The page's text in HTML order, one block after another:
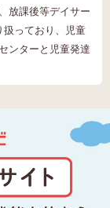
放課後等デイサー
扱っており、児童
ンターと児童発達